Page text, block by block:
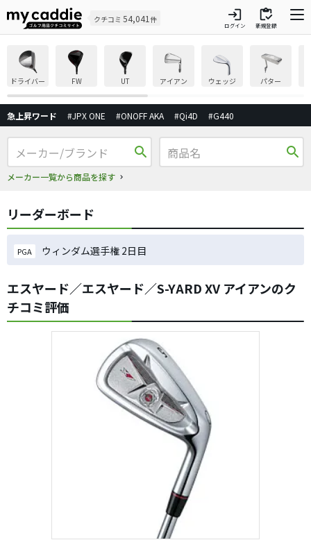
クチコミ 54,041 件 login
ログイン
inventory
新規登録
ドライバー FW UT アイアン ウェッジ パター
急上昇ワード #JPX ONE #ONOFF AKA #Qi4D #G440
search
メーカー一覧から商品を探す
search
リーダーボード
PGA ウィンダム選手権 2日目
エスヤード／エスヤード／S-YARD XV アイアンのク
チコミ評価